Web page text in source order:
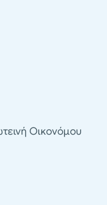
Οικονόμου